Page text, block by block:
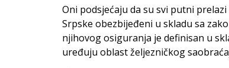
Oni podsjećaju da su svi putni
Srpske obezbijeđeni u skladu sa
njihovog osiguranja je definisan u
uređuju oblast željezničkog